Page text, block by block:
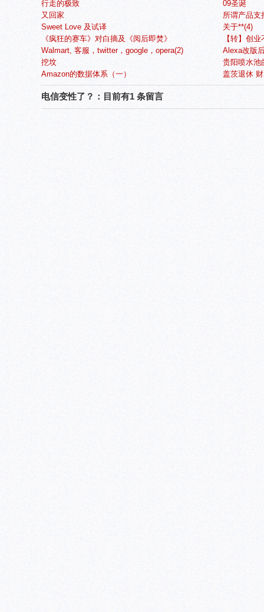
行走的极致
09圣诞
又回家
所谓产品支
Sweet Love 及试译
关于**(4)
《疯狂的赛车》对白摘及《阅后即焚》
【转】创
Walmart, 客服，twitter，google，opera(2)
Alexa改版
挖坟
贵阳喷水池
Amazon的数据体系（一）
盖茨退休
电信变性了？：目前有1 条留言